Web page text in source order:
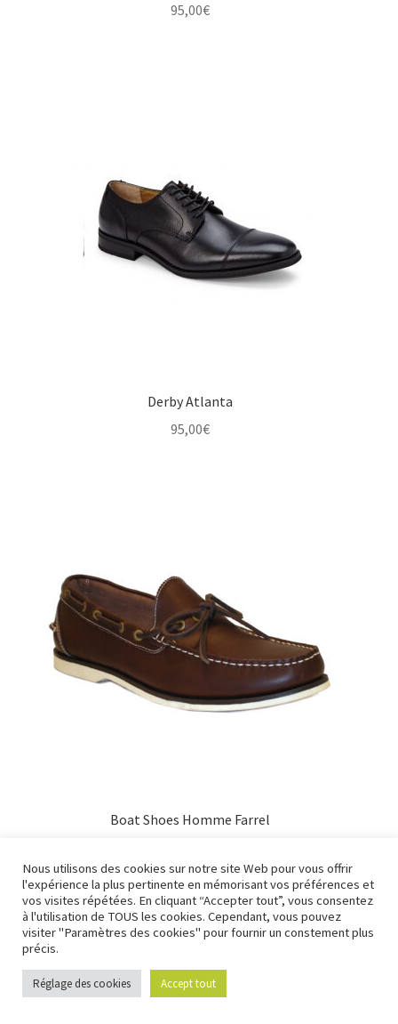
Nous fermons pour congés à partir du 7 aout au soir
jusqu'au 14 aout au soir.
Ignorer
95,00€
Derby Atlanta
95,00€
Boat Shoes Homme Farrel
Recherche
Recherche
Nous utilisons des cookies sur notre site Web pour vous offrir
l'expérience la plus pertinente en mémorisant vos préférences et
vos visites répétées. En cliquant “Accepter tout”, vous consentez
à l'utilisation de TOUS les cookies. Cependant, vous pouvez
visiter "Paramètres des cookies" pour fournir un constement plus
précis.
Réglage des cookies Accept tout